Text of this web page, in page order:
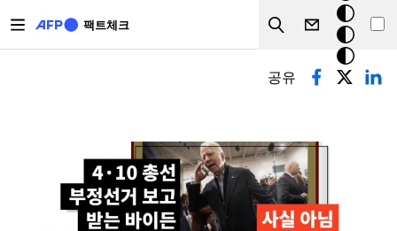
팩트체크
Search
크
모
드
기본탭
공유